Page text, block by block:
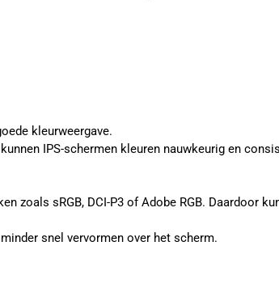
kleurweergave.
IPS-schermen kleuren nauwkeurig en
zoals sRGB, DCI-P3 of Adobe RGB. Daardoor
snel vervormen over het scherm.